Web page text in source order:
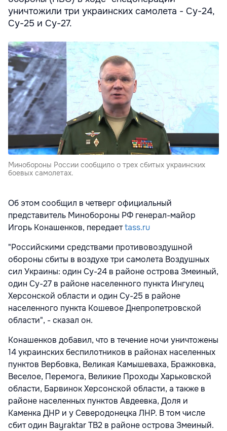
уничтожили три украинских самолета - Су-24,
Су-25 и Су-27.
Минобороны России сообщило о трех сбитых украинских
боевых самолетах.
Об этом сообщил в четверг официальный
представитель Минобороны РФ генерал-майор
Игорь Конашенков, передаетtass.ru
"Российскими средствами противовоздушной
обороны сбиты в воздухе три самолета Воздушных
сил Украины: один Су-24 в районе острова Змеиный,
один Су-27 в районе населенного пункта Ингулец
Херсонской области и один Су-25 в районе
населенного пункта Кошевое Днепропетровской
области", - сказал он.
Конашенков добавил, что в течение ночи уничтожены
14 украинских беспилотников в районах населенных
пунктов Вербовка, Великая Камышеваха, Бражковка,
Веселое, Перемога, Великие Проходы Харьковской
области, Барвинок Херсонской области, а также в
районе населенных пунктов Авдеевка, Доля и
Каменка ДНР и у Северодонецка ЛНР. В том числе
сбит один Bayraktar TB2 в районе острова Змеиный.